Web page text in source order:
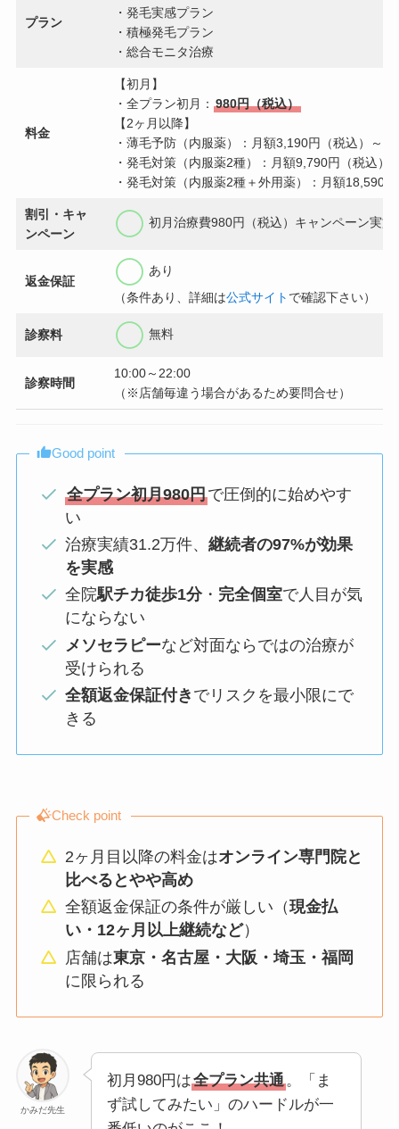
プラン
・発毛実感プラン
・積極発毛プラン
・総合モニタ治療
料金
【初月】
・全プラン初月：980円（税込）
【2ヶ月以降】
・薄毛予防（内服薬）：月額3,190円（税込）～
・発毛対策（内服薬2種）：月額9,790円（税込）
・発毛対策（内服薬2種＋外用薬）：月額18,590
割引・キャ
ンペーン
初月治療費980円（税込）キャンペーン実施
返金保証
あり
（条件あり、詳細は公式サイト で確認下さい）
診察料 無料
診察時間
10:00～22:00
（※店舗毎違う場合があるため要問合せ）
Good point
全プラン初月980円で圧倒的に始めやす
い
治療実績31.2万件、 継続者の97%が効果
を実感
全院駅チカ徒歩1分・ 完全個室で人目が気
にならない
メソセラピーなど対面ならではの治療が
受けられる
全額返金保証付き でリスクを最小限にで
きる
Check point
2ヶ月目以降の料金はオンライン専門院と
比べるとやや高め
全額返金保証の条件が厳しい（現金払
い・12ヶ月以上継続など）
店舗は東京・名古屋・大阪・埼玉・福岡
に限られる
かみだ先生
初月980円は全プラン共通。「ま
ず試してみたい」のハードルが一